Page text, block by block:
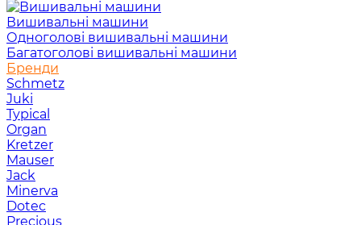
Вишивальні машини
Одноголові вишивальні машини
Багатоголові вишивальні машини
Бренди
Schmetz
Juki
Typical
Organ
Kretzer
Mauser
Jack
Minerva
Dotec
Precious